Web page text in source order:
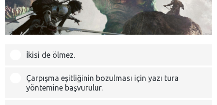
İkisi de ölmez.
Çarpışma eşitliğinin bozulması için yazı tura
yöntemine başvurulur.